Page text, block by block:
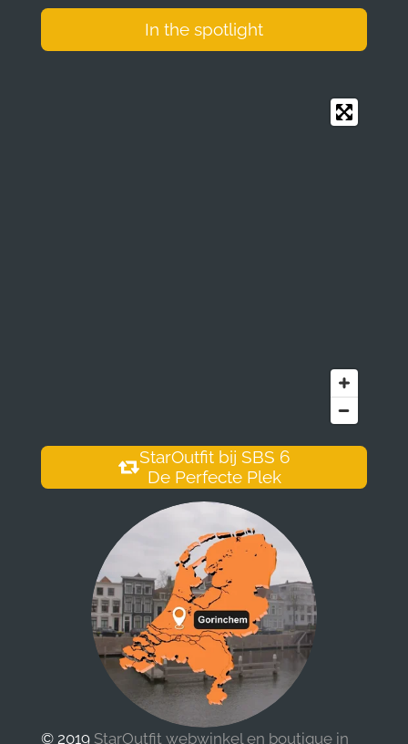
In the spotlight
StarOutfit bij SBS 6
De Perfecte Plek
© 2019 StarOutfit webwinkel en boutique in